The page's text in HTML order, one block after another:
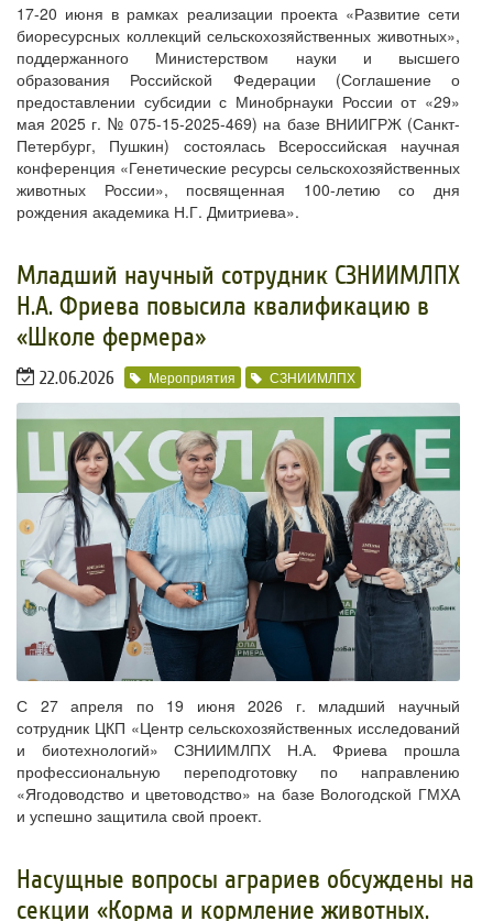
17-20 июня в рамках реализации проекта «Развитие сети
биоресурсных коллекций сельскохозяйственных животных»,
поддержанного Министерством науки и высшего
образования Российской Федерации (Соглашение о
предоставлении субсидии с Минобрнауки России от «29»
мая 2025 г. № 075-15-2025-469) на базе ВНИИГРЖ (Санкт-
Петербург, Пушкин) состоялась Всероссийская научная
конференция «Генетические ресурсы сельскохозяйственных
животных России», посвященная 100-летию со дня
рождения академика Н.Г. Дмитриева».
​​Младший научный сотрудник СЗНИИМЛПХ
Н.А. Фриева повысила квалификацию в
«Школе фермера»
22.06.2026 Мероприятия СЗНИИМЛПХ
С 27 апреля по 19 июня 2026 г. младший научный
сотрудник ЦКП «Центр сельскохозяйственных исследований
и биотехнологий» СЗНИИМЛПХ Н.А. Фриева прошла
профессиональную переподготовку по направлению
«Ягодоводство и цветоводство» на базе Вологодской ГМХА
и успешно защитила свой проект.
​Насущные вопросы аграриев обсуждены на
секции «Корма и кормление животных.